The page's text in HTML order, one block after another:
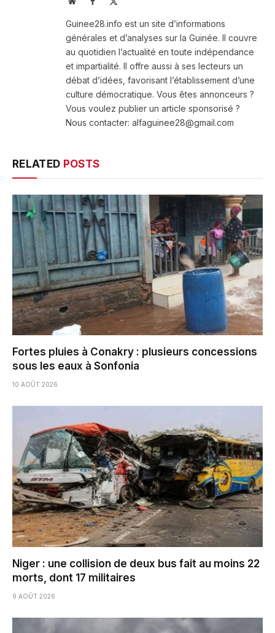
Guinee28.info est un site d’informations
générales et d’analyses sur la Guinée. Il couvre
au quotidien l’actualité en toute indépendance
et impartialité. Il offre aussi à ses lecteurs un
débat d’idées, favorisant l’établissement d’une
culture démocratique. Vous êtes annonceurs ?
Vous voulez publier un article sponsorisé ?
Nous contacter: alfaguinee28@gmail.com
RELATED POSTS
Fortes pluies à Conakry : plusieurs concessions
sous les eaux à Sonfonia
10 AOÛT 2026
Niger : une collision de deux bus fait au moins 22
morts, dont 17 militaires
9 AOÛT 2026